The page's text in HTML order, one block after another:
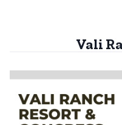
Vali